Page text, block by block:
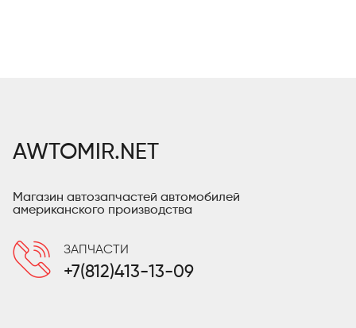
AWTOMIR.NET
Магазин автозапчастей автомобилей
американского производства
ЗАПЧАСТИ
+7(812)413-13-09